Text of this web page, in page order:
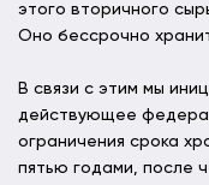
этого вторичного
Оно бессрочно
В связи с этим мы
действующее
ограничения срока
пятью годами, после